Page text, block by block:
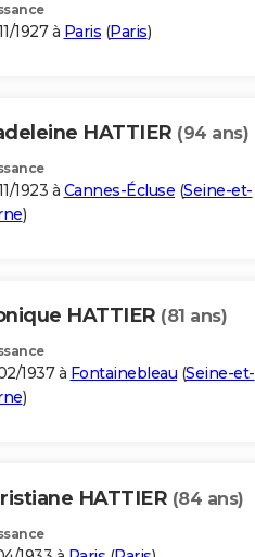
1927 à Paris (Paris)
HATTIER (94 ans)
1923 à Cannes-Écluse (Seine-et-
)
HATTIER (81 ans)
1937 à Fontainebleau (Seine-et-
)
HATTIER (84 ans)